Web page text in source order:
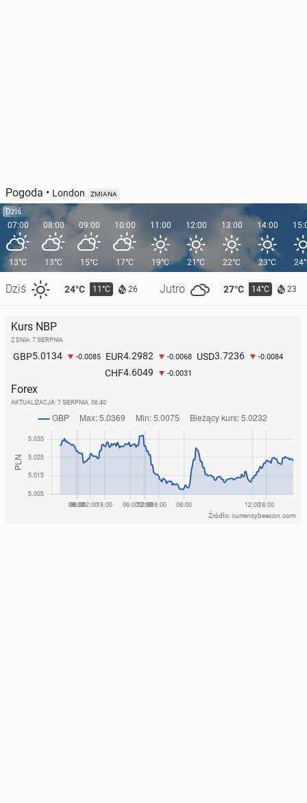
Pogoda • London ZMIANA
Dziś
07:00
13°C
Dziś 24°C 11°C 26 Jutro 27°C 14°C 23
08:00
13°C
09:00
15°C
10:00
17°C
11:00
19°C
12:00
21°C
13:00
22°C
14:00
23°C
Kurs NBP
Z DNIA: 7 SIERPNIA
GBP5.0134 -0.0085 EUR4.2982 -0.0068 USD3.7236 -0.0084
CHF4.6049 -0.0031
Forex
AKTUALIZACJA: 7 SIERPNIA, 06:40
Źródło: currencybeacon.com